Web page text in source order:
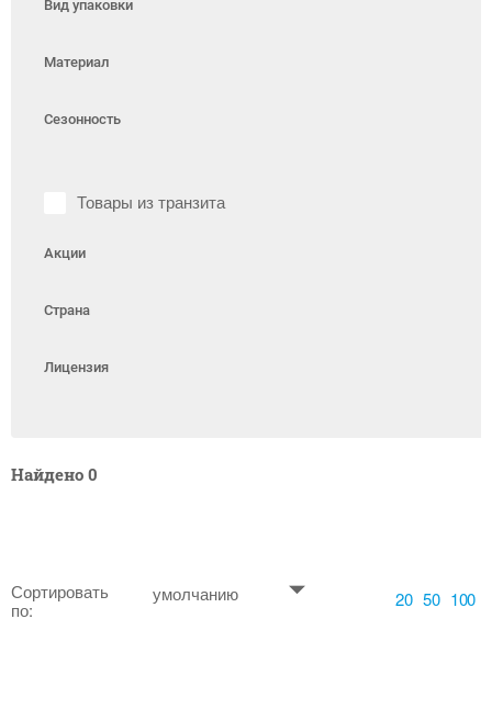
Вид упаковки
Материал
Сезонность
Товары из транзита
Акции
Страна
Лицензия
Найдено 0
Сортировать
по:
умолчанию 20 50 100